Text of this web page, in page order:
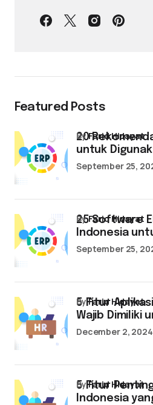
Featured Posts
20
untuk
byFarid Hidayat
September 25,
25 Software
Indonesia
byFarid Hidayat
September 25,
5 Fitur
Wajib Dimiliki
byFarid Hidayat
December 2, 2024
5 Fitur
Indonesia
byFarid Hidayat